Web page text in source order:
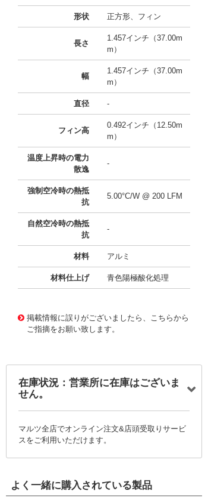
形状 正方形、フィン
長さ
1.457インチ（37.00m
m）
幅
1.457インチ（37.00m
m）
直径 -
フィン高
0.492インチ（12.50m
m）
温度上昇時の電力
散逸
-
強制空冷時の熱抵
抗
5.00°C/W @ 200 LFM
自然空冷時の熱抵
抗
-
材料 アルミ
材料仕上げ 青色陽極酸化処理
掲載情報に誤りがございましたら、こちらから
ご指摘をお願い致します。
在庫状況：営業所に在庫はございま
せん。
マルツ全店でオンライン注文&店頭受取りサービ
スをご利用いただけます。
よく一緒に購入されている製品